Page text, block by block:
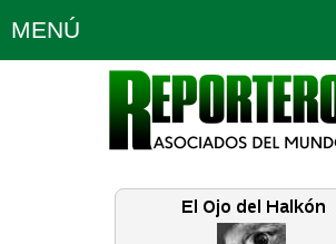
MENÚ
Política Opinión
Planeta Tierra
Educación Neira